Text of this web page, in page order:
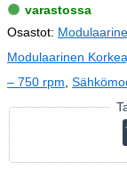
varastossa
Osastot:
Modulaarinen
– 750 rpm